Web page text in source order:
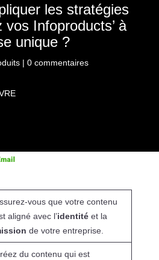
les stratégies
vos Infoproducts’ à
unique ?
| 0 commentaires
vous que votre contenu
aligné avec l’identitéet la
de votre entreprise.
du contenu qui est